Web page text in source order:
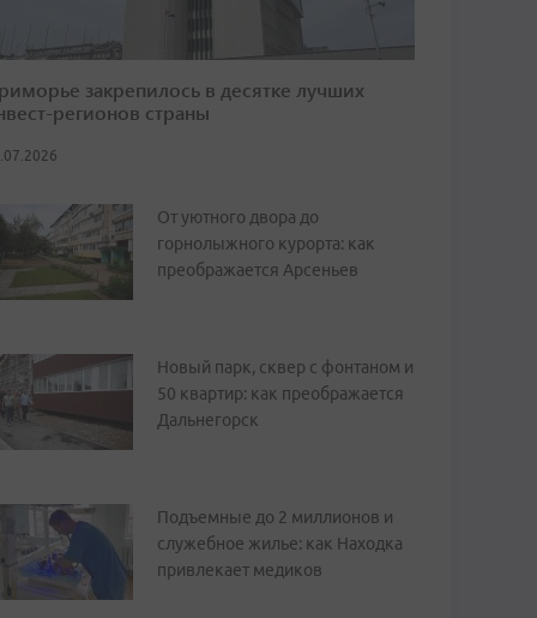
закрепилось в десятке лучших
регионов страны
От уютного двора до
горнолыжного курорта: как
преображается Арсеньев
Новый парк, сквер с фонтаном и
50 квартир: как преображается
Дальнегорск
Подъемные до 2 миллионов и
служебное жилье: как Находка
привлекает медиков